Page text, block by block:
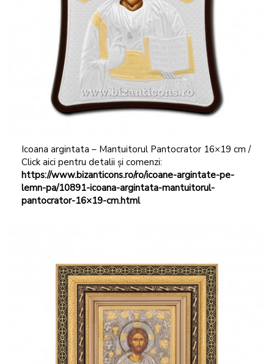
Icoana argintata – Mantuitorul Pantocrator 16×19 cm /
Click aici pentru detalii și comenzi:
https://www.bizanticons.ro/ro/icoane-argintate-pe-
lemn-pa/10891-icoana-argintata-mantuitorul-
pantocrator-16×19-cm.html